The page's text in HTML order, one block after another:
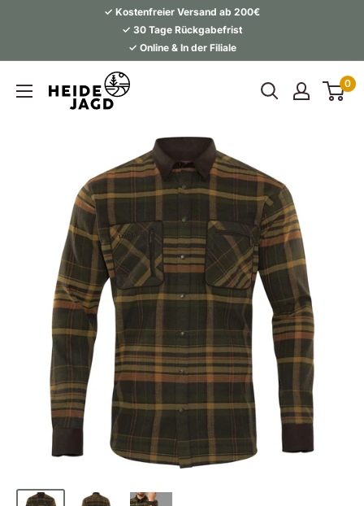
✓ Kostenfreier Versand ab 200€
✓ 30 Tage Rückgabefrist
✓ Online & In der Filiale
0